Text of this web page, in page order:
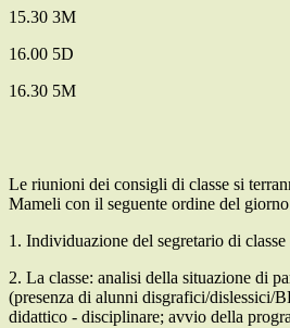
15.30 3M
16.00 5D
16.30 5M
Le riunioni dei consigli di classe si
Mameli con il seguente ordine del
1. Individuazione del segretario di
2. La classe: analisi della situazione di
(presenza di alunni disgrafici/dislessici/
didattico - disciplinare; avvio della